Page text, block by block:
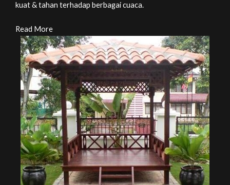
kuat & tahan terhadap berbagai cuaca.
Read More